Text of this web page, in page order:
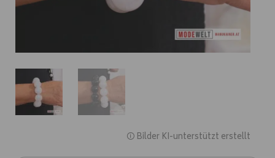
🛈 Bilder KI-unterstützt erstellt